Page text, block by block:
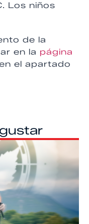
Los niños
de la
en la página
el apartado